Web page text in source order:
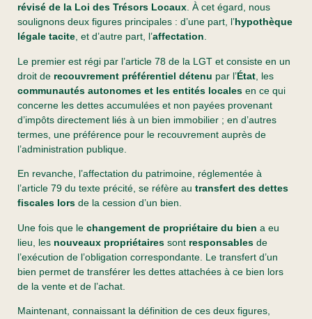
révisé de la Loi des Trésors Locaux. À cet égard, nous
soulignons deux figures principales : d’une part, l’hypothèque
légale tacite, et d’autre part, l’affectation.
Le premier est régi par l’article 78 de la LGT et consiste en un
droit de recouvrement préférentiel détenu par l’État , les
communautés autonomes et les entités locales en ce qui
concerne les dettes accumulées et non payées provenant
d’impôts directement liés à un bien immobilier ; en d’autres
termes, une préférence pour le recouvrement auprès de
l’administration publique.
En revanche, l’affectation du patrimoine, réglementée à
l’article 79 du texte précité, se réfère au transfert des dettes
fiscales lors de la cession d’un bien.
Une fois que le changement de propriétaire du bien a eu
lieu, les nouveaux propriétaires sont responsables de
l’exécution de l’obligation correspondante. Le transfert d’un
bien permet de transférer les dettes attachées à ce bien lors
de la vente et de l’achat.
Maintenant, connaissant la définition de ces deux figures,